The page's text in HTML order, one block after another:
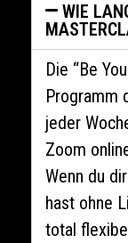
WIE
Die “Be
Programm
jeder
Zoom
Wenn du
hast ohne
total